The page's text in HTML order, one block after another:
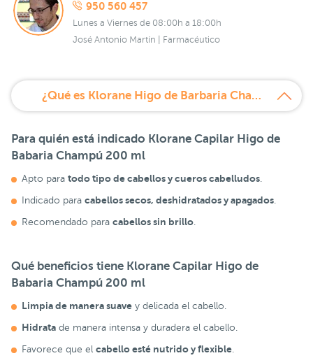
950 560 457
Lunes a Viernes de 08:00h a 18:00h
José Antonio Martín | Farmacéutico
¿Qué es Klorane Higo de Barbaria Champú 200 ml?
Para quién está indicado Klorane Capilar Higo de
Babaria Champú 200 ml
Apto para todo tipo de cabellos y cueros cabelludos
Indicado para cabellos secos, deshidratados y apagados
Recomendado para cabellos sin brillo
Qué beneficios tiene Klorane Capilar Higo de
Babaria Champú 200 ml
Limpia de manera suave y delicada el cabello.
Hidrata de manera intensa y duradera el cabello.
Favorece que el cabello esté nutrido y flexible.